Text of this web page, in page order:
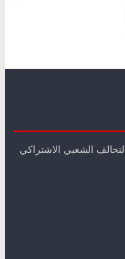
الشعبي الاشتراكي